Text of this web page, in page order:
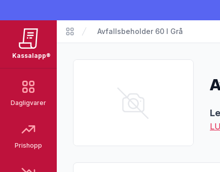
Kassalapp®
Dagligvarer
Prishopp
Matvarer
Avfallsbeholder 60 l Grå